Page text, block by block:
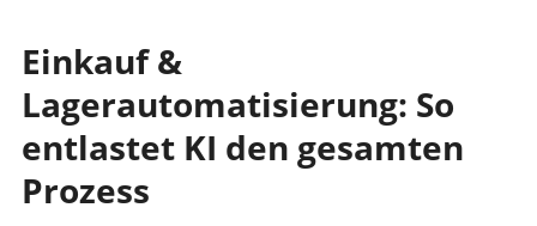
Einkauf &
Lagerautomatisierung: So
entlastet KI den gesamten
Prozess